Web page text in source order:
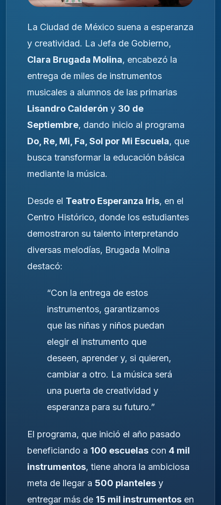
La Ciudad de México suena a esperanza
y creatividad. La Jefa de Gobierno,
Clara Brugada Molina, encabezó la
entrega de miles de instrumentos
musicales a alumnos de las primarias
Lisandro Calderón y 30 de
Septiembre, dando inicio al programa
Do, Re, Mi, Fa, Sol por Mi Escuela, que
busca transformar la educación básica
mediante la música.
Desde el Teatro Esperanza Iris, en el
Centro Histórico, donde los estudiantes
demostraron su talento interpretando
diversas melodías, Brugada Molina
destacó:
“Con la entrega de estos
instrumentos, garantizamos
que las niñas y niños puedan
elegir el instrumento que
deseen, aprender y, si quieren,
cambiar a otro. La música será
una puerta de creatividad y
esperanza para su futuro.”
El programa, que inició el año pasado
beneficiando a 100 escuelas con 4 mil
instrumentos, tiene ahora la ambiciosa
meta de llegar a 500 planteles y
entregar más de 15 mil instrumentos en